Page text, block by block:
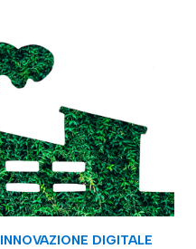
INNOVAZIONE DIGITALE